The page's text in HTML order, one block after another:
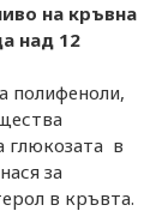
на кръвна
над 12
полифеноли,
глюкозата в
за
в кръвта.